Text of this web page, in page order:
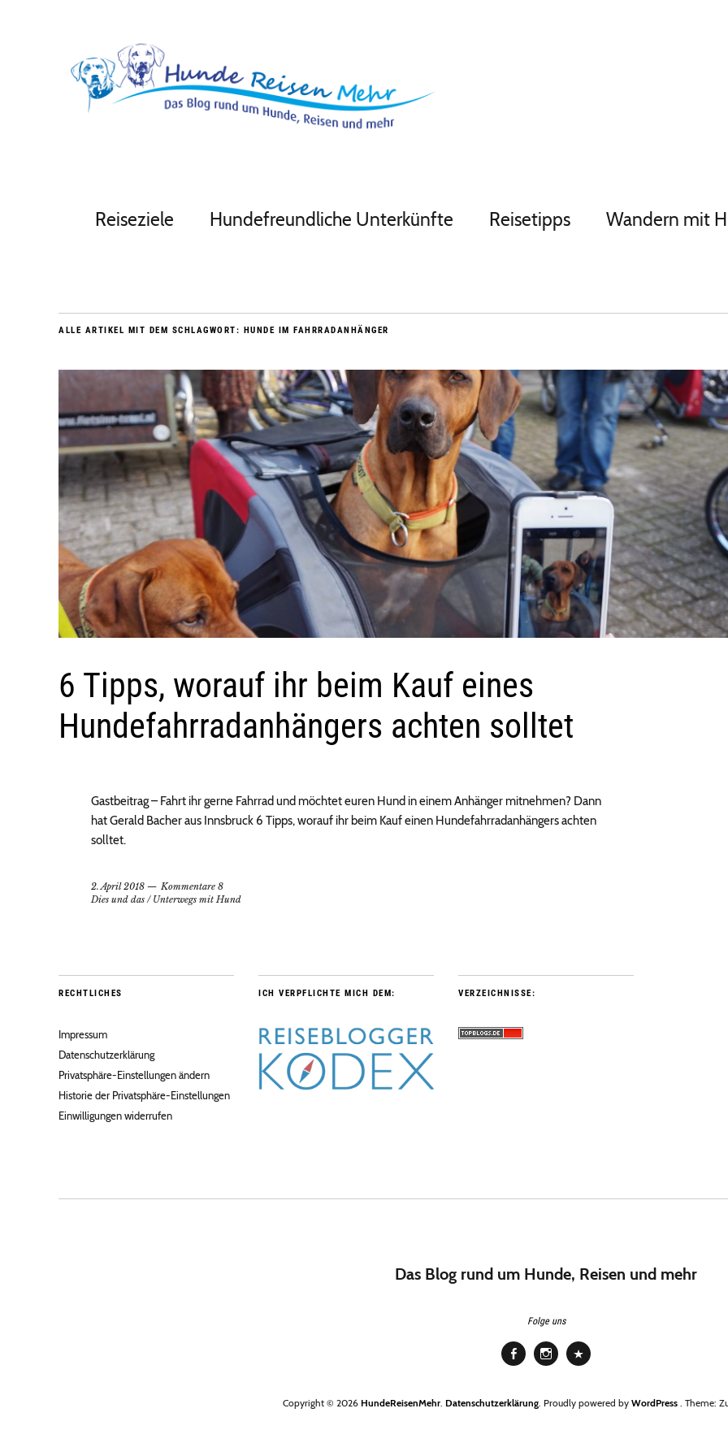
Reiseziele Hundefreundliche Unterkünfte Reisetipps Wandern mit
ALLE ARTIKEL MIT DEM SCHLAGWORT: HUNDE IM FAHRRADANHÄNGER
6 Tipps, worauf ihr beim Kauf eines
Hundefahrradanhängers achten solltet
Gastbeitrag – Fahrt ihr gerne Fahrrad und möchtet euren Hund in einem Anhänger mitnehmen? Dann
hat Gerald Bacher aus Innsbruck 6 Tipps, worauf ihr beim Kauf einen Hundefahrradanhängers achten
solltet.
2. April 2018
Kommentare 8
Dies und das / Unterwegs mit Hund
RECHTLICHES
Impressum
Datenschutzerklärung
Privatsphäre-Einstellungen ändern
Historie der Privatsphäre-Einstellungen
Einwilligungen widerrufen
ICH VERPFLICHTE MICH DEM: VERZEICHNISSE:
Das Blog rund um Hunde, Reisen und mehr
Folge uns
Copyright © 2026 HundeReisenMehr Datenschutzerklärung Proudly powered by WordPress Theme: